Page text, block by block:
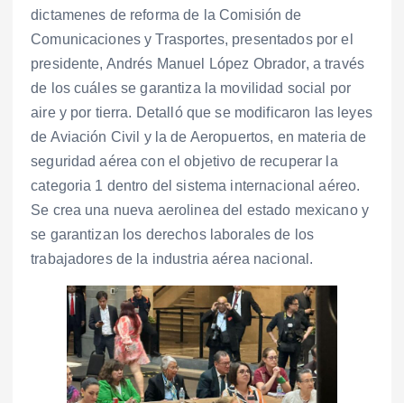
dictamenes de reforma de la Comisión de
Comunicaciones y Trasportes, presentados por el
presidente, Andrés Manuel López Obrador, a través
de los cuáles se garantiza la movilidad social por
aire y por tierra. Detalló que se modificaron las leyes
de Aviación Civil y la de Aeropuertos, en materia de
seguridad aérea con el objetivo de recuperar la
categoria 1 dentro del sistema internacional aéreo.
Se crea una nueva aerolinea del estado mexicano y
se garantizan los derechos laborales de los
trabajadores de la industria aérea nacional.